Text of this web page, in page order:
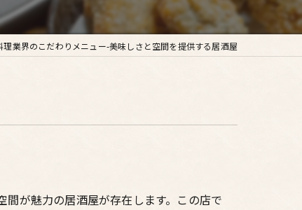
理業界のこだわりメニュー-美味しさと空間を提供する居酒屋
が魅力の居酒屋が存在します。この店で